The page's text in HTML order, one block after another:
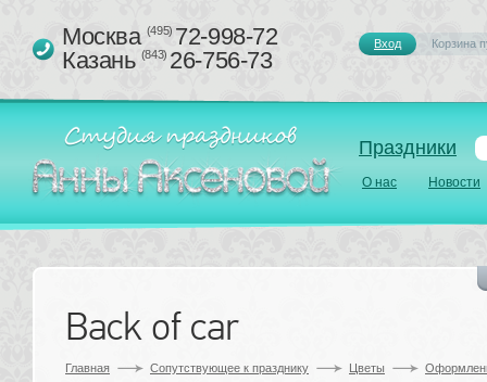
Праздники
О нас Новости
Москва (495)72-998-72
Казань (843)26-756-73
Вход Корзина
Back of car
Главная Сопутствующее к празднику Цветы